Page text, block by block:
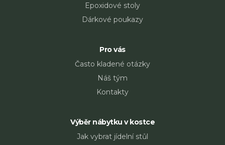
Epoxidové stoly
Dárkové poukazy
Pro vás
Často kladené otázky
Náš tým
Kontakty
Výběr nábytku v kostce
Jak vybrat jídelní stůl